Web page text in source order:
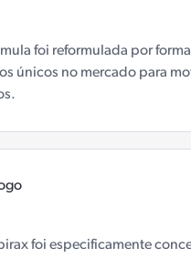
foi reformulada por
únicos no mercado para
foi especificamente